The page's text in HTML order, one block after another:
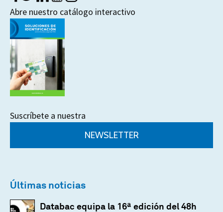
Abre nuestro catálogo interactivo
Suscríbete a nuestra
NEWSLETTER
Últimas noticias
Databac equipa la 16ª edición del 48h